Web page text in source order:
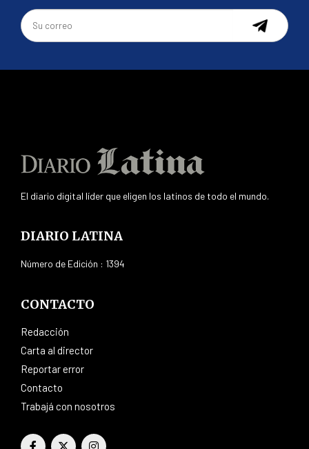
El diario digital líder que eligen los latinos de todo el mundo.
DIARIO LATINA
Número de Edición : 1394
CONTACTO
Redacción
Carta al director
Reportar error
Contacto
Trabajá con nosotros